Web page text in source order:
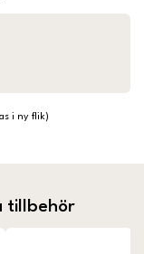
i ny flik)
tillbehör